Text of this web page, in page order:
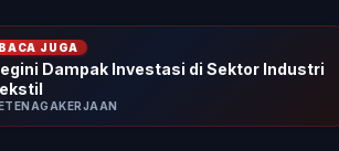
BACA JUGA
Dampak Investasi di Sektor Industri